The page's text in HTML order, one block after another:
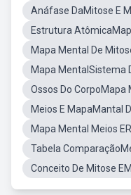
Anáfase DaMitose E
Estrutura
Mapa Mental De
Mapa MentalSistema
Ossos Do CorpoMapa
Meios E MapaMantal
Mapa Mental Meios
Tabela
Conceito De Mitose